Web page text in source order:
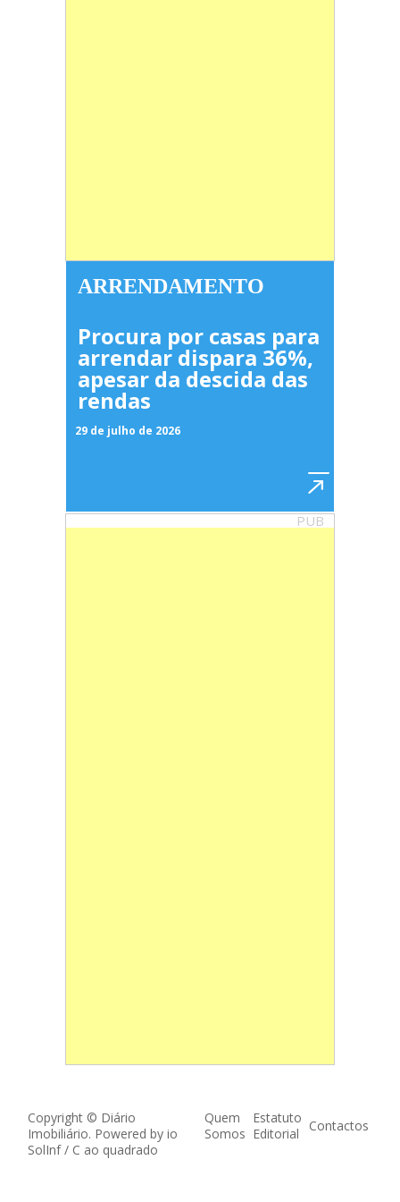
ARRENDAMENTO
Procura por casas para
arrendar dispara 36%,
apesar da descida das
rendas
29 de julho de 2026
PUB
Copyright © Diário
Imobiliário. Powered by io
SolInf/ C ao quadrado
Quem
Somos
Estatuto
Editorial
Contactos